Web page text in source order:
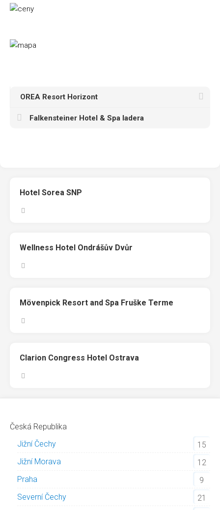
OREA Resort Horizont
Falkensteiner Hotel & Spa Iadera
Hotel Sorea SNP
Wellness Hotel Ondrášův Dvůr
Mövenpick Resort and Spa Fruške Terme
Clarion Congress Hotel Ostrava
Česká Republika
Jižní Čechy
15
Jižní Morava
12
Praha
9
Severní Čechy
21